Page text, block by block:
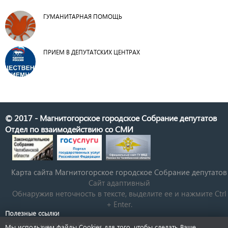
ГУМАНИТАРНАЯ ПОМОЩЬ
ПРИЕМ В ДЕПУТАТСКИХ ЦЕНТРАХ
© 2017 - Магнитогорское городское Собрание депутатов
Отдел по взаимодействию со СМИ
Карта сайта Магнитогорское городское Cобрание депутатов
Сайт адаптивный
Обнаружив неточность в тексте, выделите ее и нажмите Ctrl
+ Enter.
Полезные ссылки
Государственная Дума РФ